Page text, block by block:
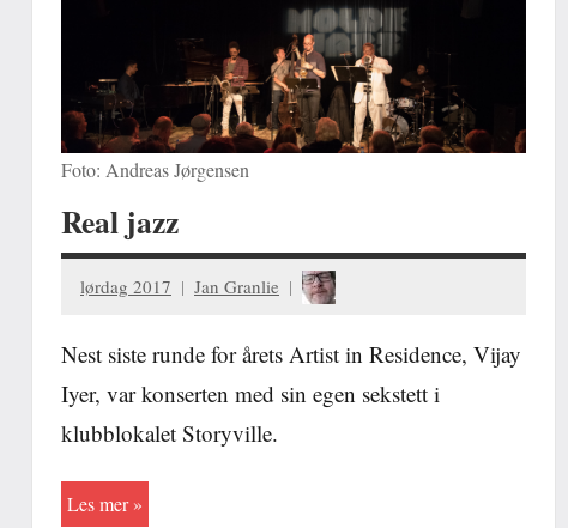
Foto: Andreas Jørgensen
Real jazz
lørdag 2017 Jan Granlie
Nest siste runde for årets Artist in Residence, Vijay
Iyer, var konserten med sin egen sekstett i
klubblokalet Storyville.
Les mer